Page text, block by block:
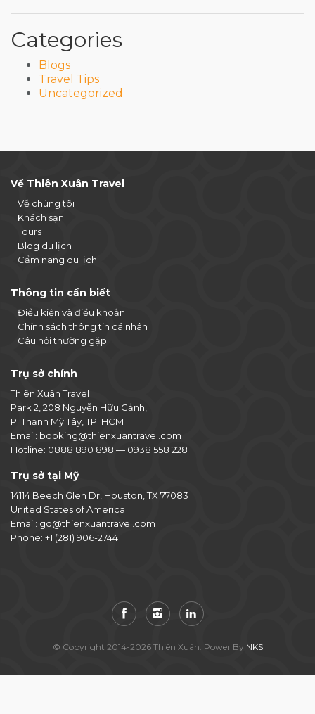
Categories
Blogs
Travel Tips
Uncategorized
Về Thiên Xuân Travel
Về chúng tôi
Khách sạn
Tours
Blog du lịch
Cẩm nang du lịch
Thông tin cần biết
Điều kiện và điều khoản
Chính sách thông tin cá nhân
Câu hỏi thường gặp
Trụ sở chính
Thiên Xuân Travel
Park 2, 208 Nguyễn Hữu Cảnh,
P. Thạnh Mỹ Tây, TP. HCM
Email: booking@thienxuantravel.com
Hotline: 0888 890 898 — 0938 558 228
Trụ sở tại Mỹ
14114 Beech Glen Dr, Houston, TX 77083
United States of America
Email: gd@thienxuantravel.com
Phone: +1 (281) 906-2744
© Copyright 2014-2026 Thiên Xuân. Power By NKS